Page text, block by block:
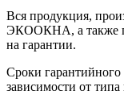
Вся продукция,
ЭКООКНА, а также
на гарантии.
Сроки
зависимости от типа